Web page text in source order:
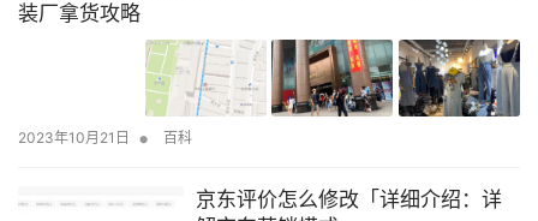
装厂拿货攻略
2023年10月21日 • 百科
京东评价怎么修改「详细介绍：详